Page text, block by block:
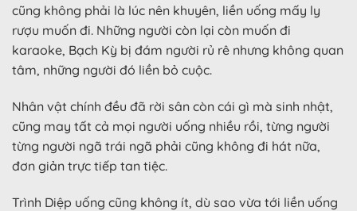
cũng không phải là lúc nên khuyên, liền uống mấy ly
rượu muốn đi. Những người còn lại còn muốn đi
karaoke, Bạch Kỳ bị đám người rủ rê nhưng không quan
tâm, những người đó liền bỏ cuộc.
Nhân vật chính đều đã rời sân còn cái gì mà sinh nhật,
cũng may tất cả mọi người uống nhiều rồi, từng người
từng người ngã trái ngã phải cũng không đi hát nữa,
đơn giản trực tiếp tan tiệc.
Trình Diệp uống cũng không ít, dù sao vừa tới liền uống